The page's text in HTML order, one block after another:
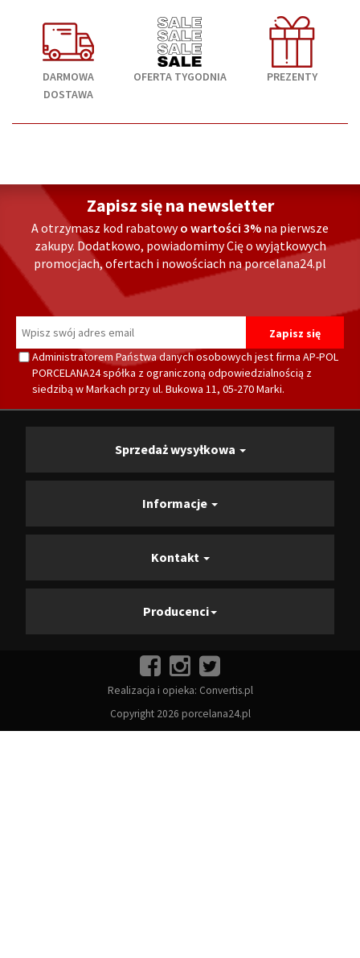
DARMOWA
DOSTAWA
OFERTA TYGODNIA PREZENTY
Zapisz się na newsletter
A otrzymasz kod rabatowyo wartości 3% na pierwsze
zakupy. Dodatkowo, powiadomimy Cię o wyjątkowych
promocjach, ofertach i nowościach na porcelana24.pl
Administratorem Państwa danych osobowych jest firma AP-POL
PORCELANA24 spółka z ograniczoną odpowiedzialnością z
siedzibą w Markach przy ul. Bukowa 11, 05-270 Marki.
Sprzedaż wysyłkowa
Informacje
Kontakt
Producenci
Realizacja i opieka: Convertis.pl
Copyright 2026 porcelana24.pl